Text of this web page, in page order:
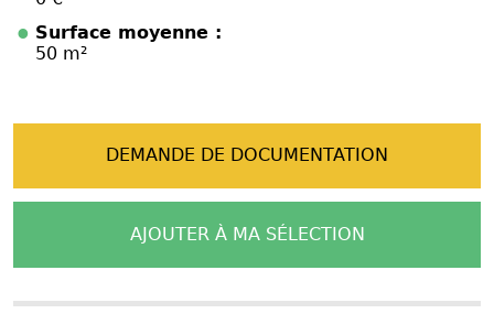
Surface moyenne :
50 m²
DEMANDE DE DOCUMENTATION
AJOUTER À MA SÉLECTION